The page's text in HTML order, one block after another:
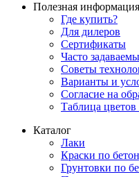
Полезная информация
Где купить?
Для дилеров
Сертификаты
Часто
Советы
Варианты и
Согласие на
Таблица
Каталог
Лаки
Краски по
Грунтовки по